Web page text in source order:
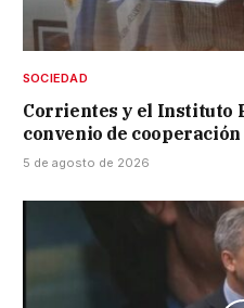
SOCIEDAD
Corrientes y el Instituto
convenio de cooperación
5 de agosto de 2026